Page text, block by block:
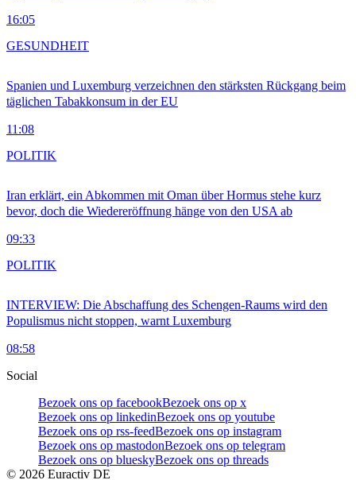
16:05
Spanien und Luxemburg verzeichnen den stärksten Rückgang beim
täglichen Tabakkonsum in der EU
11:08
GESUNDHEIT
Iran erklärt, ein Abkommen mit Oman über Hormus stehe kurz
bevor, doch die Wiedereröffnung hänge von den USA ab
09:33
POLITIK
INTERVIEW: Die Abschaffung des Schengen-Raums wird den
Populismus nicht stoppen, warnt Luxemburg
08:58
POLITIK
Social
Bezoek ons op facebookBezoek ons op x
Bezoek ons op linkedinBezoek ons op youtube
Bezoek ons op rss-feedBezoek ons op instagram
Bezoek ons op mastodonBezoek ons op telegram
Bezoek ons op blueskyBezoek ons op threads
© 2026 Euractiv DE